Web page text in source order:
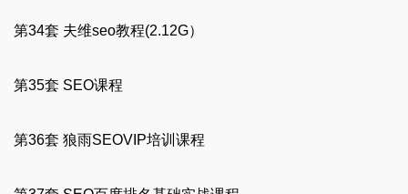
第34套 夫维seo教程(2.12G）
第35套 SEO课程
第36套 狼雨SEOVIP培训课程